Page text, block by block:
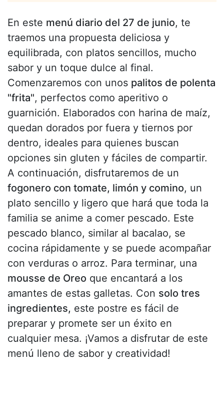
En este menú diario del 27 de junio, te
traemos una propuesta deliciosa y
equilibrada, con platos sencillos, mucho
sabor y un toque dulce al final.
Comenzaremos con unos palitos de polenta
"frita", perfectos como aperitivo o
guarnición. Elaborados con harina de maíz,
quedan dorados por fuera y tiernos por
dentro, ideales para quienes buscan
opciones sin gluten y fáciles de compartir.
A continuación, disfrutaremos de un
fogonero con tomate, limón y comino, un
plato sencillo y ligero que hará que toda la
familia se anime a comer pescado. Este
pescado blanco, similar al bacalao, se
cocina rápidamente y se puede acompañar
con verduras o arroz. Para terminar, una
mousse de Oreo que encantará a los
amantes de estas galletas. Con solo tres
ingredientes, este postre es fácil de
preparar y promete ser un éxito en
cualquier mesa. ¡Vamos a disfrutar de este
menú lleno de sabor y creatividad!